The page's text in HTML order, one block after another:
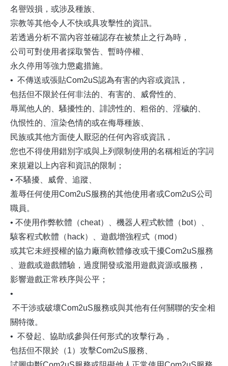
名譽毀損，或涉及種族、
宗教等其他令人不快或具攻擊性的資訊。
若透過分析不當內容並確認存在被禁止之行為時，
公司可對使用者採取警告、暫時停權、
永久停用等強力懲處措施。
• 不傳送或張貼Com2uS認為有害的內容或資訊，
包括但不限於任何非法的、有害的、威脅性的、
辱駡他人的、騷擾性的、誹謗性的、粗俗的、淫穢的、
仇恨性的、渲染色情的或在侮辱種族、
民族或其他方面使人厭惡的任何內容或資訊，
您也不得使用錯別字或與上列限制使用的名稱相近的字詞
來規避以上內容和資訊的限制；
• 不騷擾、威脅、追蹤、
羞辱任何使用Com2uS服務的其他使用者或Com2uS公司
職員。
• 不使用作弊軟體（cheat）、機器人程式軟體（bot）、
駭客程式軟體（hack）、遊戲增強程式（mod）
或其它未經授權的協力廠商軟體修改或干擾Com2uS服務
、遊戲或遊戲體驗，過度開發或濫用遊戲資源或服務，
影響遊戲正常秩序與公平；
•
不干涉或破壞Com2uS服務或與其他有任何關聯的安全相
關特徵。
• 不發起、協助或參與任何形式的攻擊行為，
包括但不限於（1）攻擊Com2uS服務、